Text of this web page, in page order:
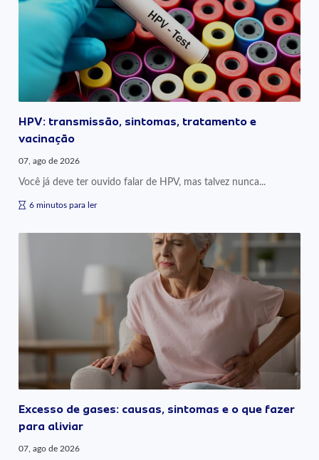
HPV: transmissão, sintomas, tratamento e
vacinação
07, ago de 2026
Você já deve ter ouvido falar de HPV, mas talvez nunca...
6 minutos para ler
Excesso de gases: causas, sintomas e o que fazer
para aliviar
07, ago de 2026